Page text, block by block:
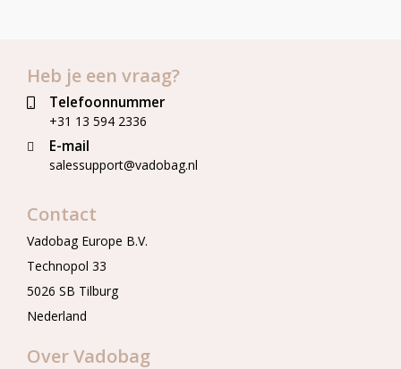
Heb je een vraag?
Telefoonnummer
+31 13 594 2336
E-mail
salessupport@vadobag.nl
Contact
Vadobag Europe B.V.
Technopol 33
5026 SB Tilburg
Nederland
Over Vadobag